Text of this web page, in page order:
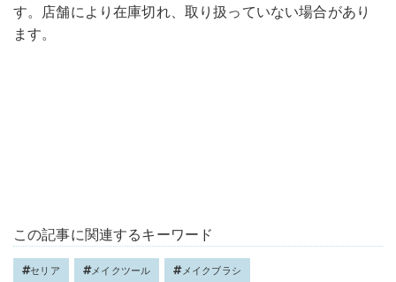
す。店舗により在庫切れ、取り扱っていない場合があり
ます。
この記事に関連するキーワード
セリア メイクツール メイクブラシ